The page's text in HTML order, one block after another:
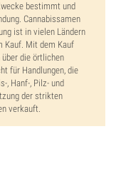
bestimmt und
Cannabissamen
ist in vielen Ländern
Kauf. Mit dem Kauf
die örtlichen
für Handlungen, die
, Hanf-, Pilz- und
der strikten
verkauft.